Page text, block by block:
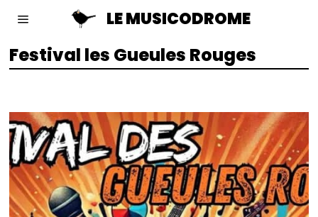
LE MUSICODROME
Festival les Gueules Rouges